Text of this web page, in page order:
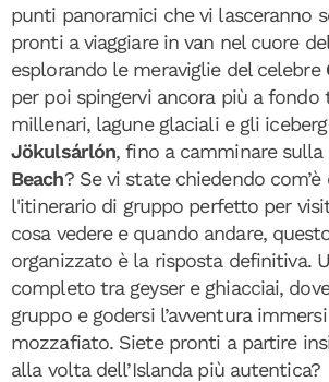
punti panoramici che vi lasceranno
pronti a viaggiare in van nel cuore
esplorando le meraviglie del celebre
per poi spingervi ancora più a fondo
millenari, lagune glaciali e gli
Jökulsárlón, fino a camminare sulla
Beach? Se vi state chiedendo
l'itinerario di gruppo perfetto per
cosa vedere e quando andare,
organizzato è la risposta definitiva.
completo tra geyser e ghiacciai,
gruppo e godersi l’avventura
mozzafiato. Siete pronti a partire
alla volta dell’Islanda più autentica?